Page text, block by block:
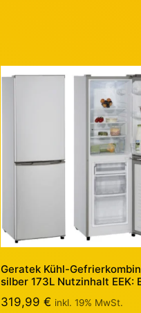
Geratek Kühl-
silber 173L Nutzinhalt EEK:
319,99€ inkl. 19% MwSt.